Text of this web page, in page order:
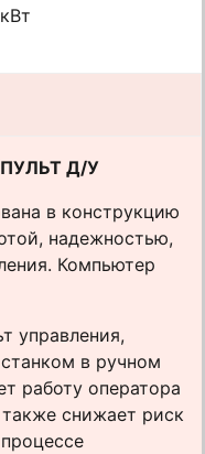
Д/У
в конструкцию
надежностью,
Компьютер
управления,
в ручном
работу оператора
снижает риск